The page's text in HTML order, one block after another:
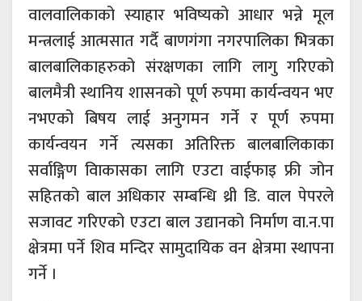
वालवालिकाको स्याहार भविष्यको आधार भन्ने मूल
मन्त्रलाई आत्मसात गर्दै बाणगंगा नगरपालिका भित्रका
बालबालिकाहरुको संरक्षणका लागि लागु गरिएको
बालमैत्री स्थानिय शासनको पूर्ण रुपमा कार्यन्वयन भए
नभएको बिषय लाई अनुगमन गर्ने र पूर्ण रुपमा
कार्यन्वयन गर्ने त्यसका अतिरिक्त बालबालिकाका
सर्वाङ्गिण विाकासका लागि एउटा वाईफाइ फ्री जोन
सहितको बाल अधिकार सम्बन्धि थ्री डि. वाल पेपरले
सजावट गरिएको एउटा बाल उद्यानको निर्माण वा.न.पा
क्षेत्रमा पर्ने शिव मन्दिर सामुदायिक वन क्षेत्रमा स्थापना
गर्ने ।